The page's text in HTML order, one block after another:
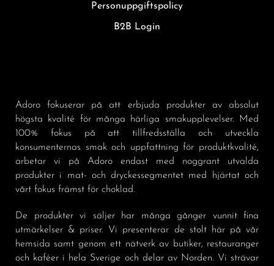
Personuppgiftspolicy
B2B Login
Adoro fokuserar på att erbjuda produkter av absolut
högsta kvalité för många härliga smakupplevelser. Med
100% fokus på att tillfredsställa och utveckla
konsumenternas smak och uppfattning för produktkvalité,
arbetar vi på Adoro endast med noggrant utvalda
produkter i mat- och dryckessegmentet med hjärtat och
vårt fokus främst för choklad.
De produkter vi säljer har många gånger vunnit fina
utmärkelser & priser. Vi presenterar de stolt här på vår
hemsida samt genom ett nätverk av butiker, restauranger
och kaféer i hela Sverige och delar av Norden. Vi strävar